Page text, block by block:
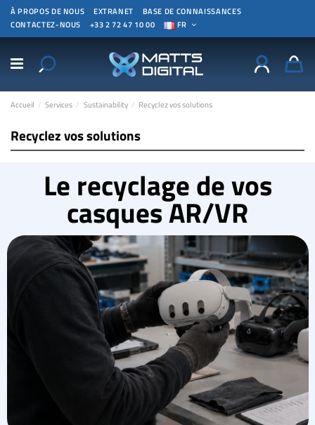
À PROPOS DE NOUS EXTRANET
BASE DE CONNAISSANCES
CONTACTEZ-NOUS
+33 2 72 47 10 00 FR
Accueil Services Sustainability Recyclez vos solutions
Recyclez vos solutions
Le recyclage de vos
casques AR/VR